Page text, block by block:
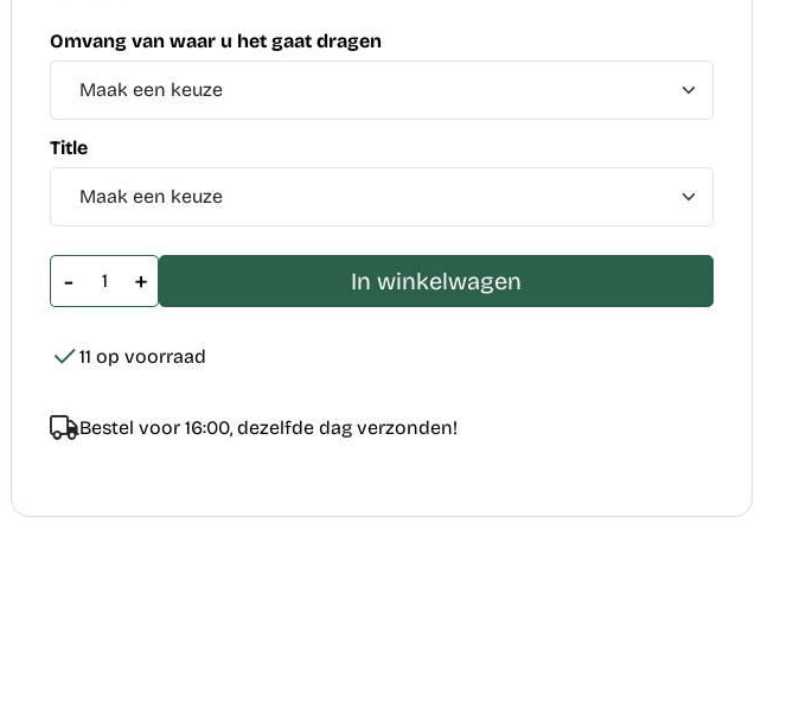
Omvang van waar u het gaat dragen
Title
- + In winkelwagen
11 op voorraad
Bestel voor 16:00, dezelfde dag verzonden!